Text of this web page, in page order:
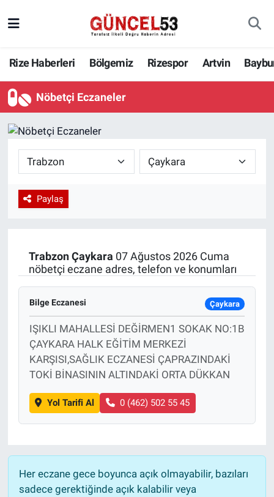
Rize Haberleri Bölgemiz Rizespor Artvin
Nöbetçi Eczaneler
Paylaş
Trabzon Çaykara 07 Ağustos 2026 Cuma
nöbetçi eczane adres, telefon ve konumları
Bilge Eczanesi Çaykara
IŞIKLI MAHALLESİ DEĞİRMEN1 SOKAK NO:1B
ÇAYKARA HALK EĞİTİM MERKEZİ
KARŞISI,SAĞLIK ECZANESİ ÇAPRAZINDAKİ
TOKİ BİNASININ ALTINDAKİ ORTA DÜKKAN
Yol Tarifi Al 0 (462) 502 55 45
Her eczane gece boyunca açık olmayabilir, bazıları
sadece gerektiğinde açık kalabilir veya